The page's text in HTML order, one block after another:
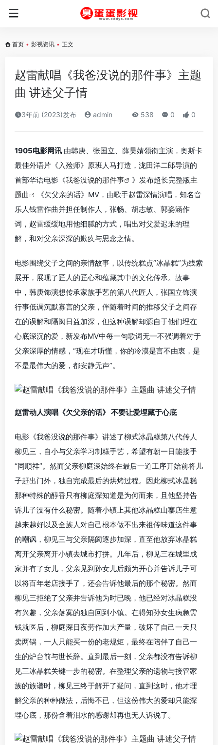
首页 • 影视资讯 • 正文
赵雷献唱《我爸没说的那件事》主题
曲 讲述父子情
3年前 (2023)发布 admin 538 0 0
1905电影网讯 由韩庚、张国立、薛昊婧领衔主演，奥斯卡
最佳外语片《入殓师》原班人马打造，泷田洋二郎导演的
首部华语电影《我爸没说的那件事 》发布超长完整版主
题曲
《欠父亲的话》MV，由歌手赵雷深情演唱，知名音
乐人钱雷作曲并担任制作人，张畅、胡志敏、郭姿涵作
词，赵雷缓缓地用他细腻的方式，唱出对父爱迟来的理
解，和对父亲深深的歉疚与思念之情。
电影围绕父子之间的亲情故事，以传统糕点“冰晶糕”为线索
展开，展现了匠人的匠心和蕴藏其中的文化传承。故事
中，韩庚饰演想传承家族手艺的第八代匠人，张国立饰演
行事低调沉默寡言的父亲，伴随着时间的推移父子之间存
在的误解和隔阂日益加深，但这种误解却源自于他们埋在
心底深沉的爱，新发布MV中每一句歌词无一不强调着对于
父亲深厚的情感，“现在才听懂，你的冷漠是言不由衷，是
不是最伟大的爱，都安静无声”。
赵雷动人演唱《欠父亲的话》 不要让爱埋藏于心底
电影《我爸没说的那件事》讲述了柳式冰晶糕第八代传人
柳见三，自小与父亲学习制糕手艺，希望有朝一日能接手
“同顺祥”。然而父亲柳庭深始终在最后一道工序开始前将儿
子赶出门外，独自完成最后的烘烤过程。因此柳式冰晶糕
那种特殊的醇香只有柳庭深知道是为何而来，且他坚持告
诉儿子没有什么秘密。随着小镇上其他冰晶糕山寨店生意
越来越好以及全族人对自己根本做不出来祖传味道这件事
的嘲讽，柳见三与父亲隔阂逐步加深，直至他放弃冰晶糕
离开父亲离开小镇去城市打拼。几年后，柳见三在城里成
家并有了女儿，父亲见到孙女儿后颇为开心并告诉儿子可
以将百年老店接手了，还会告诉他最后的那个秘密。然而
柳见三拒绝了父亲并告诉他为时已晚，他已经对冰晶糕没
有兴趣，父亲落寞的独自回到小镇。在得知孙女生病急需
钱就医后，柳庭深日夜劳作加大产量，破坏了自己一天只
卖两锅，一人只能买一份的老规矩，最终在陪伴了自己一
生的炉台前与世长辞。直到最后一刻，父亲都没有告诉柳
见三冰晶糕关键一步的秘密。在整理父亲的遗物与接管家
族的族谱时，柳见三终于解开了疑问，直到这时，他才理
解父亲的种种做法，后悔不已，但这份伟大的爱却只能深
埋心底，那份含着泪水的感谢却再也无人诉说了。